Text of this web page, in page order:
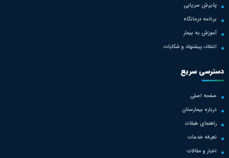
پذیرش سرپایی
برنامه درمانگاه
آموزش به بیمار
انتقاد، پیشنهاد و شکایات
دسترسی سریع
صفحه اصلی
درباره بیمارستان
راهنمای طبقات
تعرفه خدمات
اخبار و مقالات